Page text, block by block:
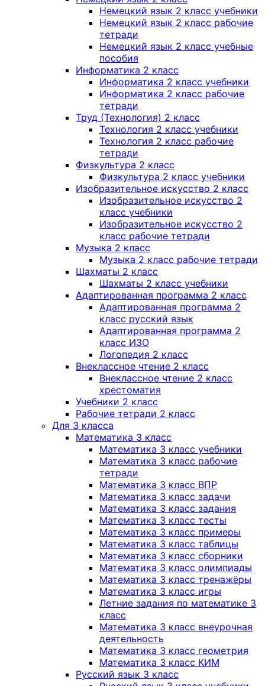
Немецкий язык 2 класс учебники
Немецкий язык 2 класс рабочие
тетради
Немецкий язык 2 класс учебные
пособия
Информатика 2 класс
Информатика 2 класс учебники
Информатика 2 класс рабочие
тетради
Труд (Технология) 2 класс
Технология 2 класс учебники
Технология 2 класс рабочие
тетради
Физкультура 2 класс
Физкультура 2 класс учебники
Изобразительное искусство 2 класс
Изобразительное искусство 2
класс учебники
Изобразительное искусство 2
класс рабочие тетради
Музыка 2 класс
Музыка 2 класс рабочие тетради
Шахматы 2 класс
Шахматы 2 класс учебники
Адаптированная программа 2 класс
Адаптированная программа 2
класс русский язык
Адаптированная программа 2
класс ИЗО
Логопедия 2 класс
Внеклассное чтение 2 класс
Внеклассное чтение 2 класс
хрестоматия
Учебники 2 класс
Рабочие тетради 2 класс
Для 3 класса
Математика 3 класс
Математика 3 класс учебники
Математика 3 класс рабочие
тетради
Математика 3 класс ВПР
Математика 3 класс задачи
Математика 3 класс задания
Математика 3 класс тесты
Математика 3 класс примеры
Математика 3 класс таблицы
Математика 3 класс сборники
Математика 3 класс олимпиады
Математика 3 класс тренажёры
Математика 3 класс игры
Летние задания по математике 3
класс
Математика 3 класс внеурочная
деятельность
Математика 3 класс геометрия
Математика 3 класс КИМ
Русский язык 3 класс